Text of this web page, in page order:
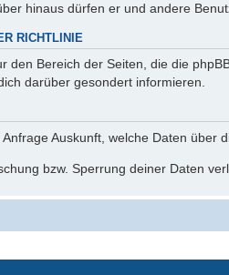
hinaus dürfen er und andere
RICHTLINIE
den Bereich der Seiten, die die
darüber gesondert informieren.
Auskunft, welche Daten über
bzw. Sperrung deiner Daten